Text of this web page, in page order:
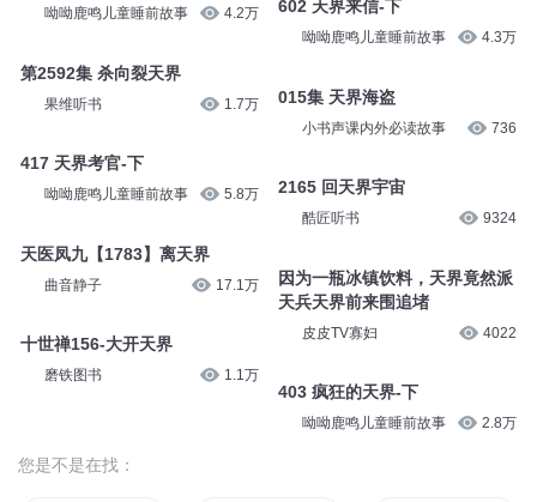
呦呦鹿鸣儿童睡前故事 4.2万
第2592集 杀向裂天界
果维听书 1.7万
417 天界考官-下
呦呦鹿鸣儿童睡前故事 5.8万
天医凤九【1783】离天界
曲音静子 17.1万
十世禅156-大开天界
磨铁图书 1.1万
602 天界来信-下
呦呦鹿鸣儿童睡前故事 4.3万
015集 天界海盗
小书声课内外必读故事 736
2165 回天界宇宙
酷匠听书 9324
因为一瓶冰镇饮料，天界竟然派
天兵天界前来围追堵
皮皮TV寡妇 4022
403 疯狂的天界-下
呦呦鹿鸣儿童睡前故事 2.8万
您是不是在找：